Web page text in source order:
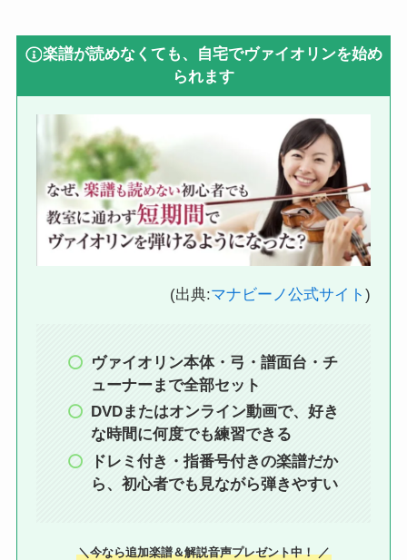
楽譜が読めなくても、自宅でヴァイオリンを始め
られます
(出典:マナビーノ公式サイト )
ヴァイオリン本体・弓・譜面台・チ
ューナーまで全部セット
DVDまたはオンライン動画で、好き
な時間に何度でも練習できる
ドレミ付き・指番号付きの楽譜だか
ら、初心者でも見ながら弾きやすい
＼今なら追加楽譜＆解説音声プレゼント中！ ／